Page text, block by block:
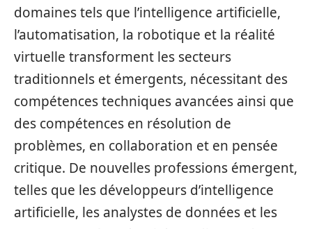
domaines tels que l’intelligence artificielle,
l’automatisation, la robotique et la réalité
virtuelle transforment les secteurs
traditionnels et émergents, nécessitant des
compétences techniques avancées ainsi que
des compétences en résolution de
problèmes, en collaboration et en pensée
critique. De nouvelles professions émergent,
telles que les développeurs d’intelligence
artificielle, les analystes de données et les